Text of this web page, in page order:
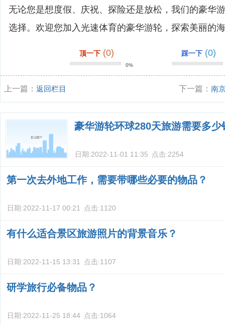
无论您是想度假、庆祝、探险还是放松，我们的豪华
选择。欢迎您加入光速体育的豪华游轮，探索美丽的
顶一下 (0)
0%
踩一下 (0)
上一篇： 返回栏目 下一篇：南
游适合穿什
豪华游轮环球280天旅游需要多少
日期:2022-11-01 11:35 点击:2254
第一次去外地工作，需要带哪些必要的物品？
日期:2022-11-17 00:21 点击:1120
有什么适合景区旅游照片的背景音乐？
日期:2022-11-15 13:31 点击:1107
研学旅行必备物品？
日期:2022-11-25 18:44 点击:1064